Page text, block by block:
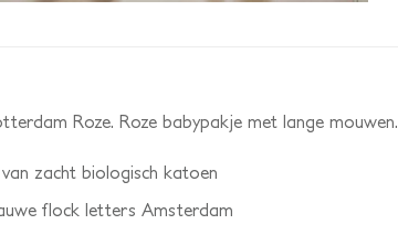
Roze. Roze babypakje met lange mouwen.
zacht biologisch katoen
flock letters Amsterdam